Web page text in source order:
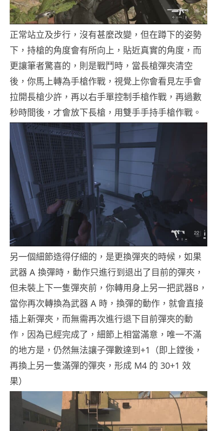
正常站立及步行，沒有甚麼改變，但在蹲下的姿勢
下，持槍的角度會有所向上，貼近真實的角度，而
更讓筆者驚喜的，則是戰鬥時，當長槍彈夾清空
後，你馬上轉為手槍作戰，視覺上你會看見左手會
拉開長槍少許，再以右手單控制手槍作戰，再過數
秒時間後，才會放下長槍，用雙手手持手槍作戰。
另一個細節造得仔細的，是更換彈夾的時候，如果
武器 A 換彈時，動作只進行到退出了目前的彈夾，
但未裝上下一隻彈夾前，你轉用身上另一把武器B，
當你再次轉換為武器 A 時，換彈的動作，就會直接
插上新彈夾，而無需再次進行退下目前彈夾的動
作，因為已經完成了，細節上相當滿意，唯一不滿
的地方是，仍然無法讓子彈數達到+1（即上鏜後，
再換上另一隻滿彈的彈夾，形成 M4 的 30+1 效
果）